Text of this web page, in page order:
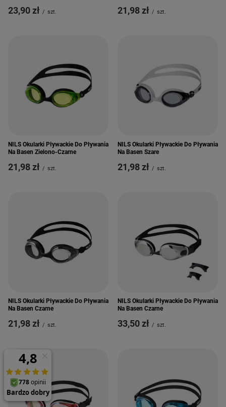
23,90 zł / szt. 21,98 zł / szt.
NILS Okularki Pływackie Do Pływania
Na Basen Zielono-Czarne
21,98 zł / szt.
NILS Okularki Pływackie Do Pływania
Na Basen Szare
21,98 zł / szt.
NILS Okularki Pływackie Do Pływania
Na Basen Czarne
21,98 zł / szt.
NILS Okularki Pływackie Do Pływania
Na Basen Czarne
33,50 zł / szt.